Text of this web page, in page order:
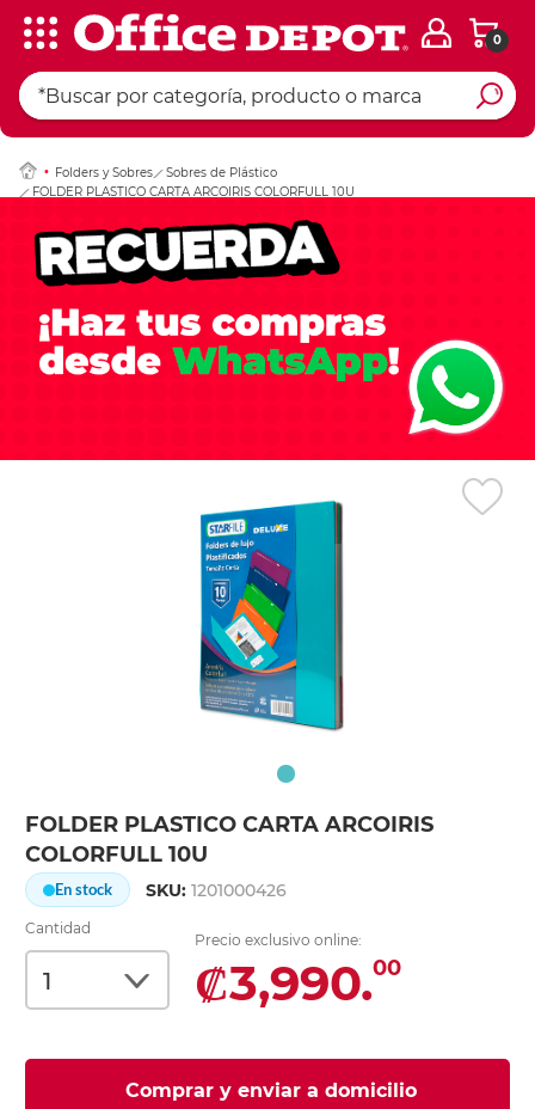
0
Folders y Sobres
Sobres de Plástico
FOLDER PLASTICO CARTA ARCOIRIS COLORFULL 10U
FOLDER PLASTICO CARTA ARCOIRIS
COLORFULL 10U
En stock SKU:1201000426
Cantidad
Precio exclusivo online:
₡3,990.00
Comprar y enviar a domicilio
Ingresar Codigo